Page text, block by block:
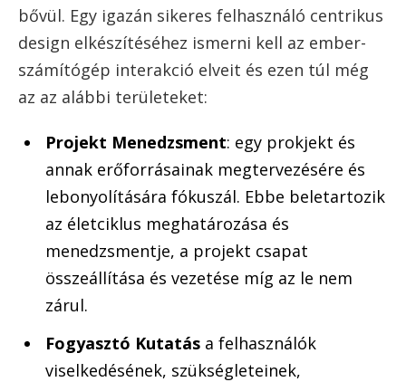
bővül. Egy igazán sikeres felhasználó centrikus
design elkészítéséhez ismerni kell az ember-
számítógép interakció elveit és ezen túl még
az az alábbi területeket:
Projekt Menedzsment: egy prokjekt és
annak erőforrásainak megtervezésére és
lebonyolítására fókuszál. Ebbe beletartozik
az életciklus meghatározása és
menedzsmentje, a projekt csapat
összeállítása és vezetése míg az le nem
zárul.
Fogyasztó Kutatás a felhasználók
viselkedésének, szükségleteinek,